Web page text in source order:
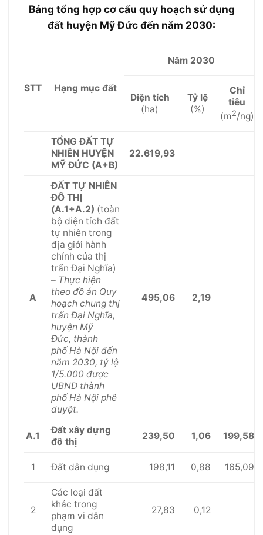
Bảng tổng hợp cơ cấu quy hoạch sử dụng
đất huyện Mỹ Đức đến năm 2030:
STT Hạng mục đất
Năm 2030
Diện tích
(ha)
Tỷ lệ
(%)
Chỉ
tiêu
(m2/ng)
TỔNG ĐẤT TỰ
NHIÊN HUYỆN
MỸ ĐỨC (A+B)
22.619,93
A
ĐẤT TỰ NHIÊN
ĐÔ THỊ
(A.1+A.2) (toàn
bộ diện tích đất
tự nhiên trong
địa giới hành
chính của thị
trấn Đại Nghĩa)
– Thực hiện
theo đồ án Quy
hoạch chung thị
trấn Đại Nghĩa,
huyện Mỹ
Đức, thành
phố Hà Nội đến
năm 2030, tỷ lệ
1/5.000 được
UBND thành
phố Hà Nội phê
duyệt.
495,06 2,19
A.1
Đất xây dựng
đô thị
239,50 1,06 199,58
1 Đất dân dụng 198,11 0,88 165,09
2
Các loại đất
khác trong
phạm vi dân
dụng
27,83 0,12